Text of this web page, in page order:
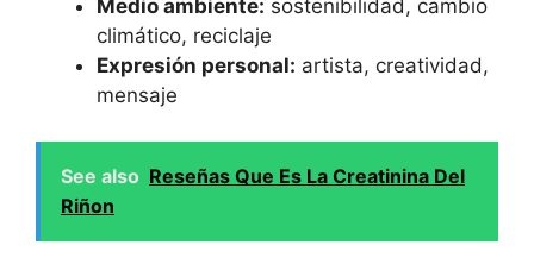
Medio ambiente: sostenibilidad, cambio
climático, reciclaje
Expresión personal: artista, creatividad,
mensaje
See also Reseñas Que Es La Creatinina Del
Riñon